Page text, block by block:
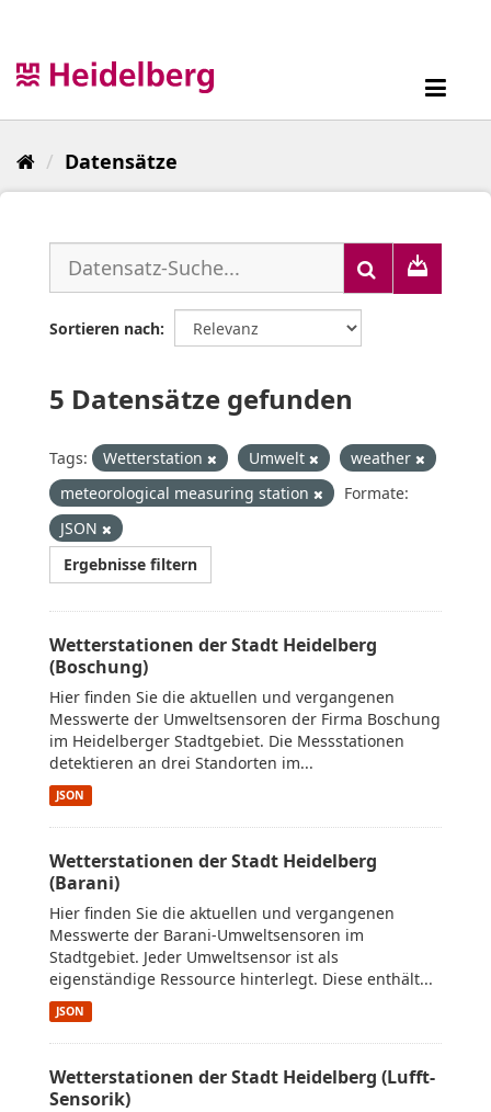
Datensätze
Sortieren nach
5 Datensätze gefunden
Tags: Wetterstation Umwelt
weather
meteorological measuring station
Formate:
JSON
Ergebnisse filtern
Wetterstationen der Stadt Heidelberg
(Boschung)
Hier finden Sie die aktuellen und vergangenen
Messwerte der Umweltsensoren der Firma Boschung
im Heidelberger Stadtgebiet. Die Messstationen
detektieren an drei Standorten im...
JSON
Wetterstationen der Stadt Heidelberg
(Barani)
Hier finden Sie die aktuellen und vergangenen
Messwerte der Barani-Umweltsensoren im
Stadtgebiet. Jeder Umweltsensor ist als
eigenständige Ressource hinterlegt. Diese enthält...
JSON
Wetterstationen der Stadt Heidelberg (Lufft-
Sensorik)